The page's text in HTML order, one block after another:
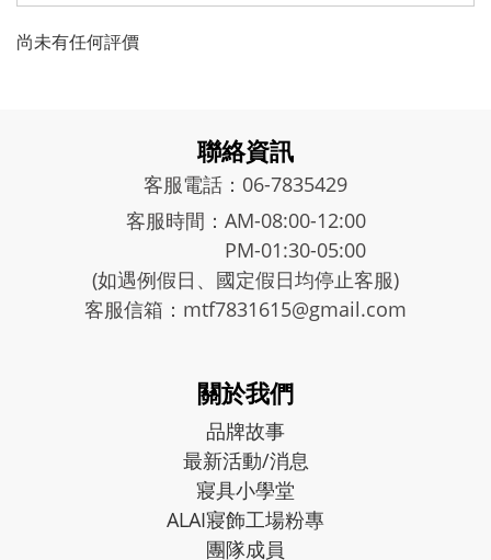
尚未有任何評價
聯絡資訊
客服電話：06-7835429
客服時間：AM-08:00-12:00
PM-01:30-05:00
(如遇例假日、國定假日均停止客服)
客服信箱：mtf7831615@gmail.com
關於我們
品牌故事
最新活動/消息
寢具小學堂
ALAI寢飾工場粉專
團隊成員